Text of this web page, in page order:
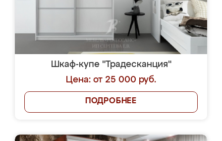
Шкаф-купе "Традесканция"
Цена: от 25 000 руб.
ПОДРОБНЕЕ